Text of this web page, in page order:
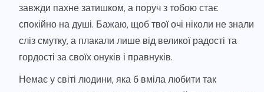
завжди пахне затишком, а поруч з тобою стає
спокійно на душі. Бажаю, щоб твої очі ніколи не знали
сліз смутку, а плакали лише від великої радості та
гордості за своїх онуків і правнуків.
Немає у світі людини, яка б вміла любити так